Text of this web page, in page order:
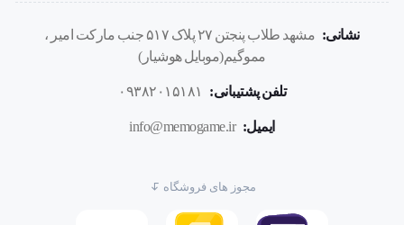
اتصال باسیم از طریق کابل متصل USB
نشانی:
مشهد طلاب پنجتن ۲۷ پلاک ۵۱۷ جنب مارکت امیر ،
مموگیم(موبایل هوشیار)
تلفن پشتیبانی: ۰۹۳۸۲۰۱۵۱۸۱
ایمیل: info@memogame.ir
مجوز های فروشگاه